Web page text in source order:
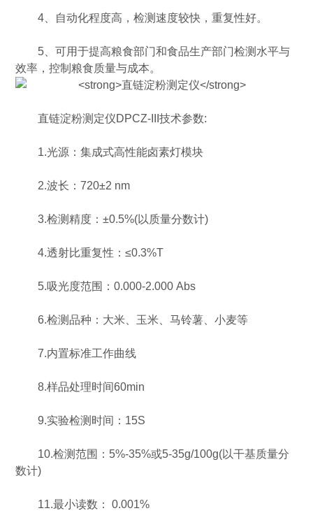
4、自动化程度高，检测速度较快，重复性好。
5、可用于提高粮食部门和食品生产部门检测水平与
效率，控制粮食质量与成本。
直链淀粉测定仪DPCZ-III技术参数:
1.光源：集成式高性能卤素灯模块
2.波长：720±2 nm
3.检测精度：±0.5%(以质量分数计)
4.透射比重复性：≤0.3%T
5.吸光度范围：0.000-2.000 Abs
6.检测品种：大米、玉米、马铃薯、小麦等
7.内置标准工作曲线
8.样品处理时间60min
9.实验检测时间：15S
10.检测范围：5%-35%或5-35g/100g(以干基质量分
数计)
11.最小读数： 0.001%